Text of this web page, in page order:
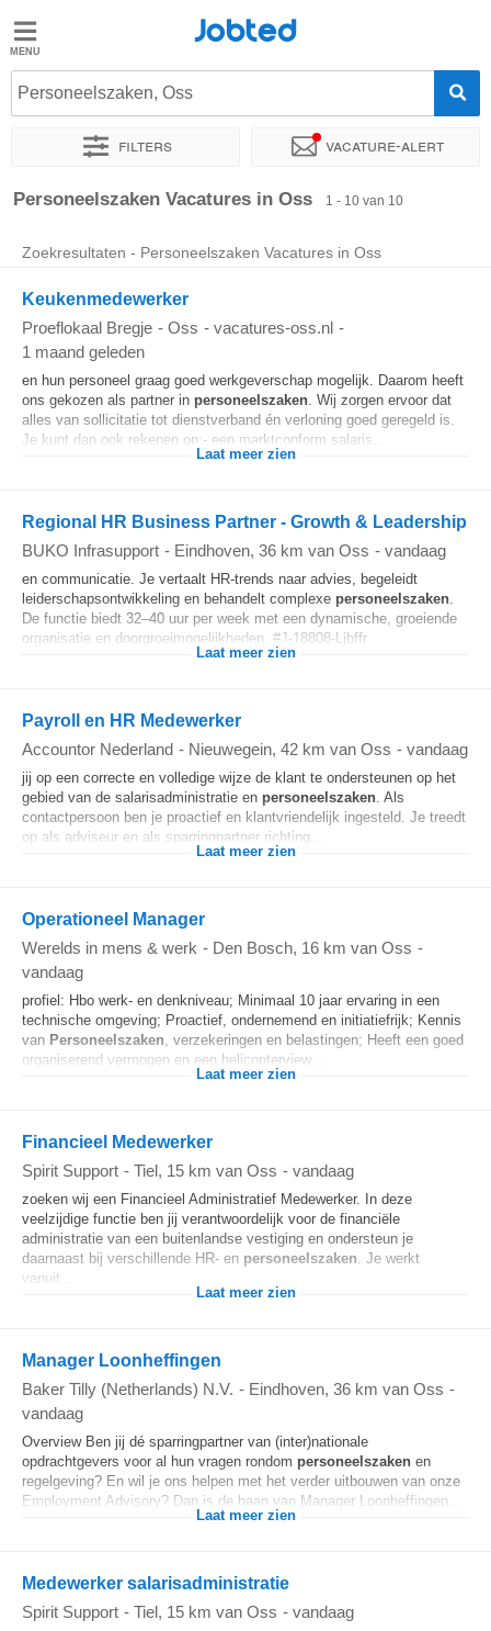
Jobted
Vacatures
Salarissen
Jobted
Personeelszaken, Oss
Filters Vacature-alert
Sorteer op Exacte locatie Soort dienstverband
Personeelszaken Vacatures in Oss 1 - 10 van 10
Zoekresultaten - Personeelszaken Vacatures in Oss
Keukenmedewerker
Proeflokaal Bregje - Oss - vacatures-oss.nl -
1 maand geleden
en hun personeel graag goed werkgeverschap mogelijk. Daarom heeft
ons gekozen als partner in personeelszaken. Wij zorgen ervoor dat
alles van sollicitatie tot dienstverband én verloning goed geregeld is.
Je kunt dan ook rekenen op:- een marktconform salaris...
Laat meer zien
Regional HR Business Partner - Growth & Leadership
BUKO Infrasupport - Eindhoven, 36 km van Oss - vandaag
en communicatie. Je vertaalt HR-trends naar advies, begeleidt
leiderschapsontwikkeling en behandelt complexe personeelszaken.
De functie biedt 32–40 uur per week met een dynamische, groeiende
organisatie en doorgroeimogelijkheden. #J-18808-Ljbffr
Laat meer zien
Payroll en HR Medewerker
Accountor Nederland - Nieuwegein, 42 km van Oss - vandaag
jij op een correcte en volledige wijze de klant te ondersteunen op het
gebied van de salarisadministratie en personeelszaken. Als
contactpersoon ben je proactief en klantvriendelijk ingesteld. Je treedt
op als adviseur en als sparringpartner richting...
Laat meer zien
Operationeel Manager
Werelds in mens & werk - Den Bosch, 16 km van Oss -
vandaag
profiel: Hbo werk- en denkniveau; Minimaal 10 jaar ervaring in een
technische omgeving; Proactief, ondernemend en initiatiefrijk; Kennis
van Personeelszaken, verzekeringen en belastingen; Heeft een goed
organiserend vermogen en een helicopterview...
Laat meer zien
Financieel Medewerker
Spirit Support - Tiel, 15 km van Oss - vandaag
zoeken wij een Financieel Administratief Medewerker. In deze
veelzijdige functie ben jij verantwoordelijk voor de financiële
administratie van een buitenlandse vestiging en ondersteun je
daarnaast bij verschillende HR- en personeelszaken. Je werkt
vanuit...
Laat meer zien
Manager Loonheffingen
Baker Tilly (Netherlands) N.V. - Eindhoven, 36 km van Oss -
vandaag
Overview Ben jij dé sparringpartner van (inter)nationale
opdrachtgevers voor al hun vragen rondom personeelszaken en
regelgeving? En wil je ons helpen met het verder uitbouwen van onze
Employment Advisory? Dan is de baan van Manager Loonheffingen...
Laat meer zien
Medewerker salarisadministratie
Spirit Support - Tiel, 15 km van Oss - vandaag